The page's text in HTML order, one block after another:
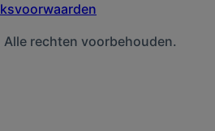
rechten voorbehouden.